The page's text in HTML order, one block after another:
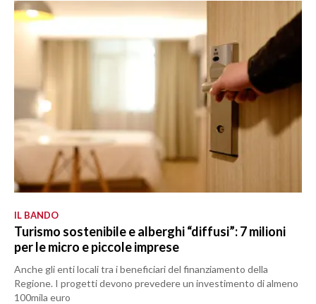
IL BANDO
Turismo sostenibile e alberghi “diffusi”: 7 milioni
per le micro e piccole imprese
Anche gli enti locali tra i beneficiari del finanziamento della
Regione. I progetti devono prevedere un investimento di almeno
100mila euro